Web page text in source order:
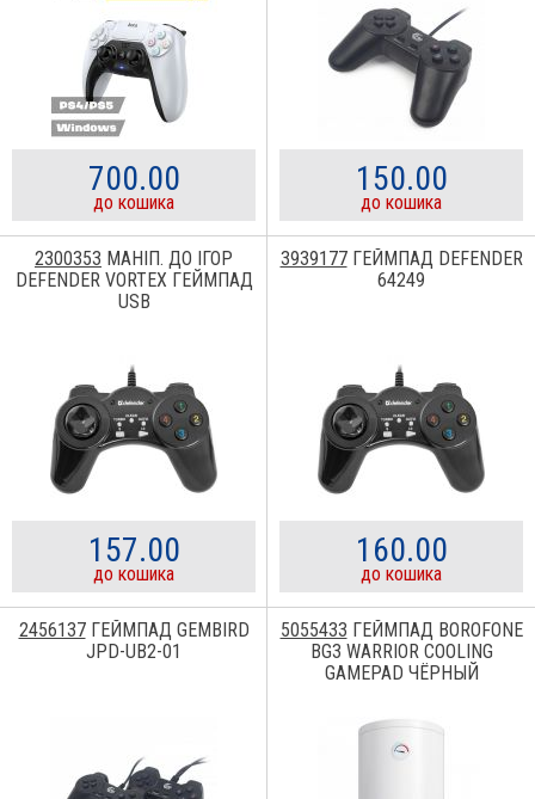
700.00
до кошика
150.00
до кошика
2300353 МАНІП. ДО ІГОР
DEFENDER VORTEX ГЕЙМПАД
USB
157.00
до кошика
3939177ГЕЙМПАД DEFENDER
64249
160.00
до кошика
2456137ГЕЙМПАД GEMBIRD
JPD-UB2-01
5055433 ГЕЙМПАД BOROFONE
BG3 WARRIOR COOLING
GAMEPAD ЧЁРНЫЙ